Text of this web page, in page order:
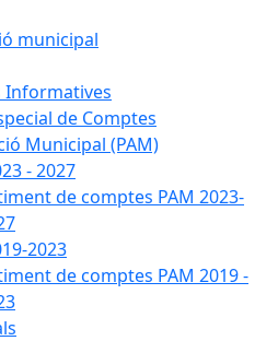
municipal
Informatives
de Comptes
Municipal (PAM)
- 2027
de comptes PAM 2023-
2023
de comptes PAM 2019 -